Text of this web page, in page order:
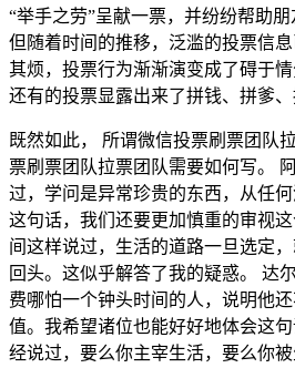
“举手之劳”呈献一票，并纷纷帮助朋
但随着时间的推移，泛滥的投票信
其烦，投票行为渐渐演变成了碍于情
还有的投票显露出来了拼钱、拼爹、
既然如此， 所谓微信投票刷票团队
票刷票团队拉票团队需要如何写。
过，学问是异常珍贵的东西，从任
这句话，我们还要更加慎重的审视
间这样说过，生活的道路一旦选定
回头。这似乎解答了我的疑惑。 达
费哪怕一个钟头时间的人，说明他
值。我希望诸位也能好好地体会这
经说过，要么你主宰生活，要么你被